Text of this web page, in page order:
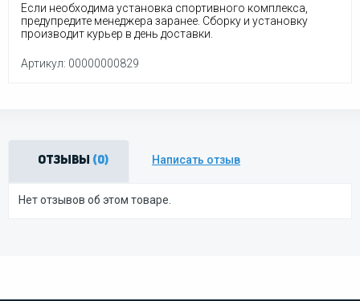
Если необходима установка спортивного комплекса,
предупредите менеджера заранее. Сборку и установку
производит курьер в день доставки.
Артикул: 00000000829
Отзывы (0) Написать отзыв
Нет отзывов об этом товаре.